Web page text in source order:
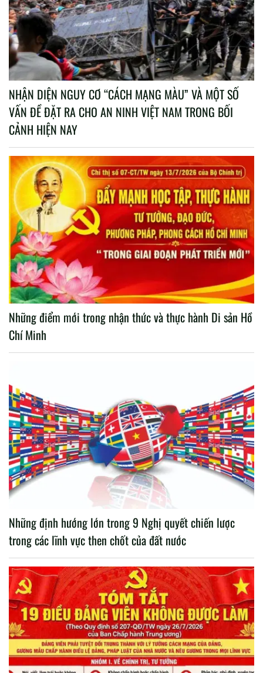
NHẬN DIỆN NGUY CƠ “CÁCH MẠNG MÀU” VÀ MỘT SỐ
VẤN ĐỀ ĐẶT RA CHO AN NINH VIỆT NAM TRONG BỐI
CẢNH HIỆN NAY
Những điểm mới trong nhận thức và thực hành Di sản Hồ
Chí Minh
Những định hướng lớn trong 9 Nghị quyết chiến lược
trong các lĩnh vực then chốt của đất nước